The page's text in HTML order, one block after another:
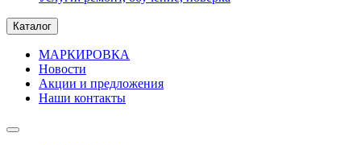
Каталог
МАРКИРОВКА
Новости
Акции и предложения
Наши контакты